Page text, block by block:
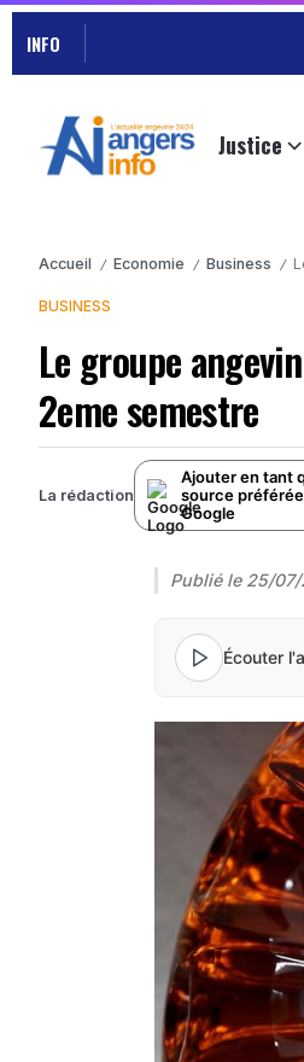
INFO
Justice
Accueil / Economie / Business /
BUSINESS
Le groupe
2eme semestre
La rédaction
Ajouter en tant
source
Google
Publié le 25/
Écouter